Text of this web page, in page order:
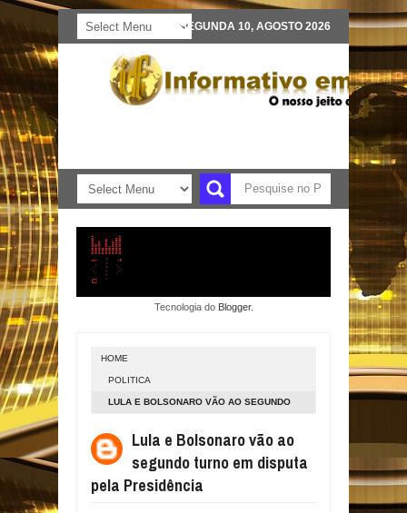
SEGUNDA 10, AGOSTO 2026
Tecnologia do Blogger.
HOME
POLITICA
LULA E BOLSONARO VÃO AO SEGUNDO
Lula e Bolsonaro vão ao
segundo turno em disputa
pela Presidência